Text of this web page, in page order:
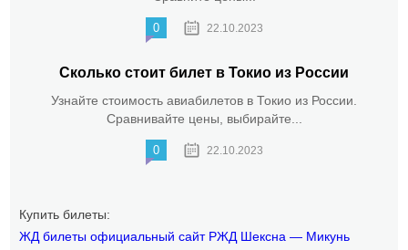
0 22.10.2023
Сколько стоит билет в Токио из России
Узнайте стоимость авиабилетов в Токио из России.
Сравнивайте цены, выбирайте...
0 22.10.2023
Купить билеты:
ЖД билеты официальный сайт РЖД Шексна — Микунь